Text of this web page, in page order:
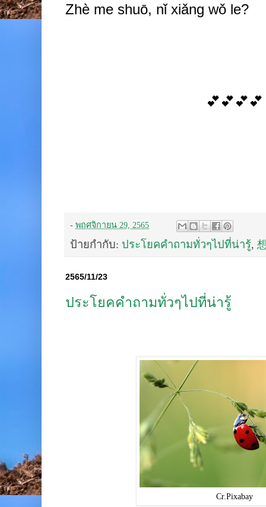
Zhè me shuō, nǐ xiǎng wǒ le?
💕💕💕💕
- พฤศจิกายน 29, 2565
ป้ายกำกับ: ประโยคคำถามทั่วๆไปที่น่ารู้,
2565/11/23
ประโยคคำถามทั่วๆไปที่น่ารู้
Cr.Pixabay